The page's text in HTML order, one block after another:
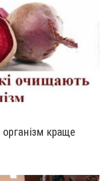
організм краще